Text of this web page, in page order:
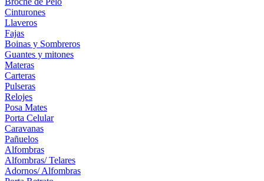
Cinturones
Llaveros
Fajas
Boinas y Sombreros
Guantes y mitones
Materas
Carteras
Pulseras
Relojes
Posa Mates
Porta Celular
Caravanas
Pañuelos
Alfombras
Alfombras/ Telares
Adornos/ Alfombras